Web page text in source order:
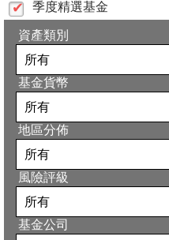
債券
期貨合約
股票期權
認股證
結構性產品
交易所買賣基金
「期貨寶」免費試用
「期貨寶」
股票期權寶
「港股易」(簡體版)
美股易II
MT4
表格
季度精選基金
資產類別
所有
基金貨幣
所有
地區分佈
所有
風險評級
所有
基金公司